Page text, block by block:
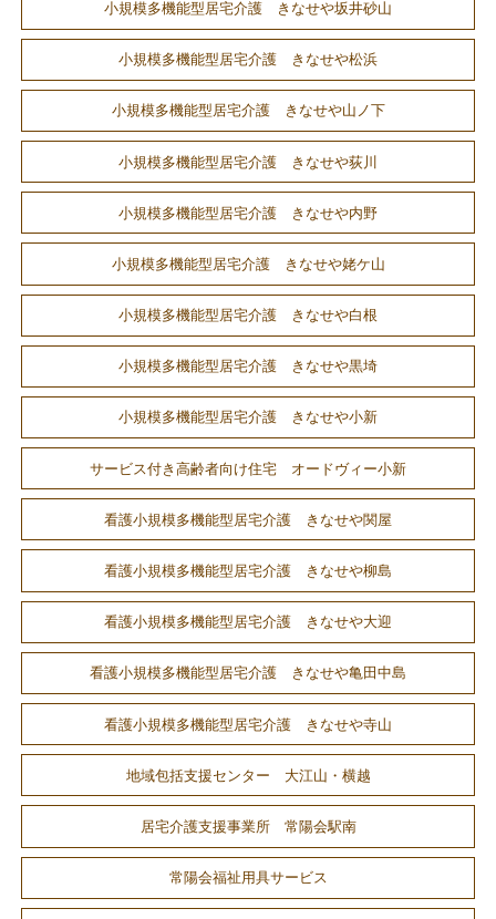
小規模多機能型居宅介護 きなせや坂井砂山
小規模多機能型居宅介護 きなせや松浜
小規模多機能型居宅介護 きなせや山ノ下
小規模多機能型居宅介護 きなせや荻川
小規模多機能型居宅介護 きなせや内野
小規模多機能型居宅介護 きなせや姥ケ山
小規模多機能型居宅介護 きなせや白根
小規模多機能型居宅介護 きなせや黒埼
小規模多機能型居宅介護 きなせや小新
サービス付き高齢者向け住宅 オードヴィー小新
看護小規模多機能型居宅介護 きなせや関屋
看護小規模多機能型居宅介護 きなせや柳島
看護小規模多機能型居宅介護 きなせや大迎
看護小規模多機能型居宅介護 きなせや亀田中島
看護小規模多機能型居宅介護 きなせや寺山
地域包括支援センター 大江山・横越
居宅介護支援事業所 常陽会駅南
常陽会福祉用具サービス